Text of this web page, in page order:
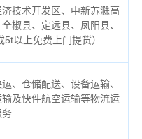
技术开发区、中新苏滁高
椒县、定远县、凤阳县、
5t以上免费上门提货）
、仓储配送、设备运输、
及快件航空运输等物流运
务